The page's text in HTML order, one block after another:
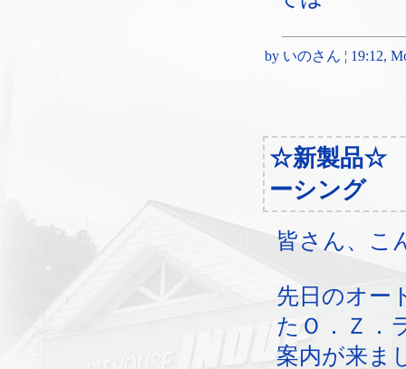
by いのさん ¦ 19:12,
☆新製品☆
ーシング
皆さん、こ
先日のオー
たＯ．Ｚ．
案内が来ま